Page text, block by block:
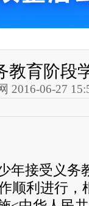
教育阶段
2016-06-27
接受义务
顺利进行